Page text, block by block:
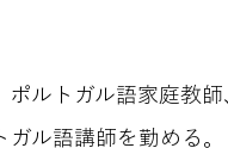
ルトガル語家庭教
ル語講師を勤める。